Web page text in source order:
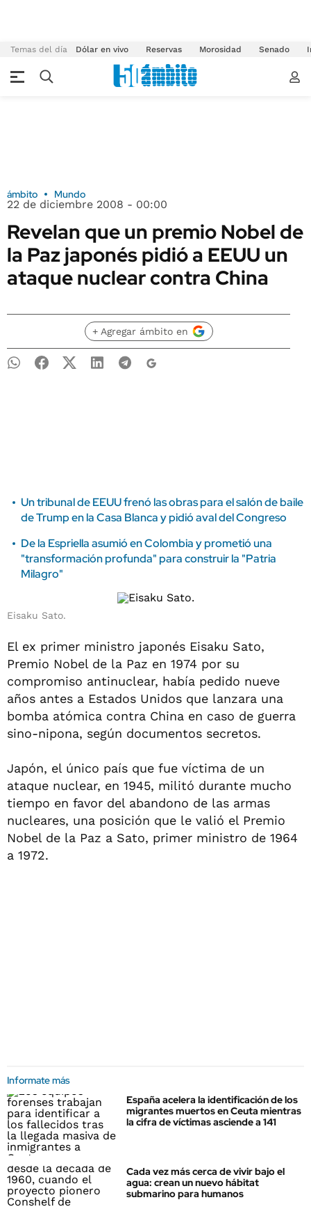
Temas del día Dólar en vivo Reservas Morosidad Senado
ámbito Mundo
22 de diciembre 2008 - 00:00
Revelan que un premio Nobel de
la Paz japonés pidió a EEUU un
ataque nuclear contra China
+ Agregar ámbito en
Un tribunal de EEUU frenó las obras para el salón de baile
de Trump en la Casa Blanca y pidió aval del Congreso
De la Espriella asumió en Colombia y prometió una
"transformación profunda" para construir la "Patria
Milagro"
Eisaku Sato.
El ex primer ministro japonés Eisaku Sato,
Premio Nobel de la Paz en 1974 por su
compromiso antinuclear, había pedido nueve
años antes a Estados Unidos que lanzara una
bomba atómica contra China en caso de guerra
sino-nipona, según documentos secretos.
Japón, el único país que fue víctima de un
ataque nuclear, en 1945, militó durante mucho
tiempo en favor del abandono de las armas
nucleares, una posición que le valió el Premio
Nobel de la Paz a Sato, primer ministro de 1964
a 1972.
Informate más
España acelera la identificación de los
migrantes muertos en Ceuta mientras
la cifra de víctimas asciende a 141
Cada vez más cerca de vivir bajo el
agua: crean un nuevo hábitat
submarino para humanos